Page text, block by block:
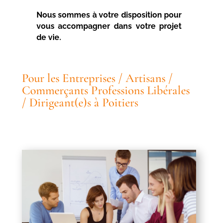
Nous sommes à votre disposition pour
vous accompagner dans votre projet
de vie.
Pour les Entreprises / Artisans /
Commerçants Professions Libérales
/ Dirigeant(e)s à Poitiers